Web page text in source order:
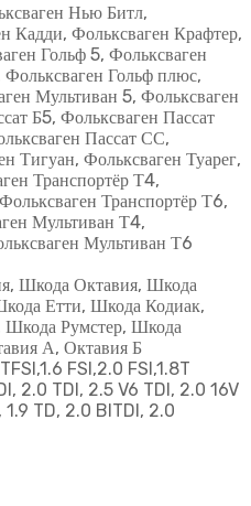
Нью Битл,
Кадди, Фольксваген Крафтер,
Гольф 5, Фольксваген
Гольф плюс,
Мультиван 5, Фольксваген
Б5, Фольксваген Пассат
Пассат СС,
Тигуан, Фольксваген Туарег,
Транспортёр Т4,
Транспортёр Т6,
Мультиван Т4,
Мультиван Т6
Шкода Октавия, Шкода
Етти, Шкода Кодиак,
Румстер, Шкода
А, Октавия Б
FSI,2.0 FSI,1.8T
2.0 TDI, 2.5 V6 TDI, 2.0 16V
1.9 TD, 2.0 BITDI, 2.0